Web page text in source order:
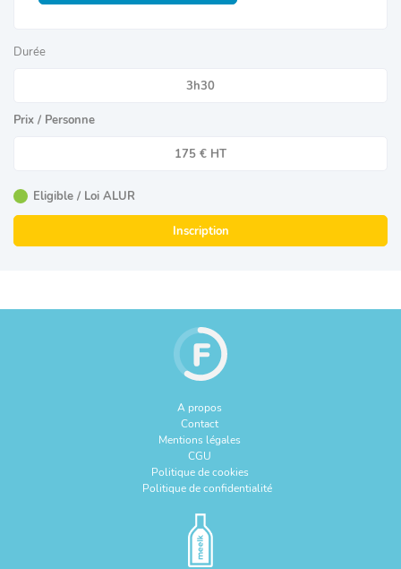
Durée
3h30
Prix / Personne
175 € HT
Eligible / Loi ALUR
Inscription
A propos
Contact
Mentions légales
CGU
Politique de cookies
Politique de confidentialité